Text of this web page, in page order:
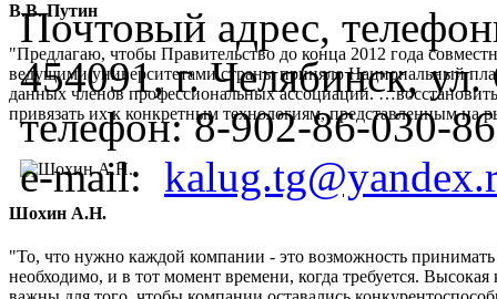
В.В. Путин
"Предлагаю, чтобы Правительство до конца 2012 года
ведущими университетами страны приняло Национальный
данных членов профессиональных ассоциаций.
привязать их к конкретным технологиям, представленным на
Шохин А.Н.
"То, что нужно каждой компании - это возможность
необходимо, и в тот момент времени, когда требуется.
Почтовый адрес,
454091, г. Челябинск,
телефон:8-902-86-030-86
e-mail: